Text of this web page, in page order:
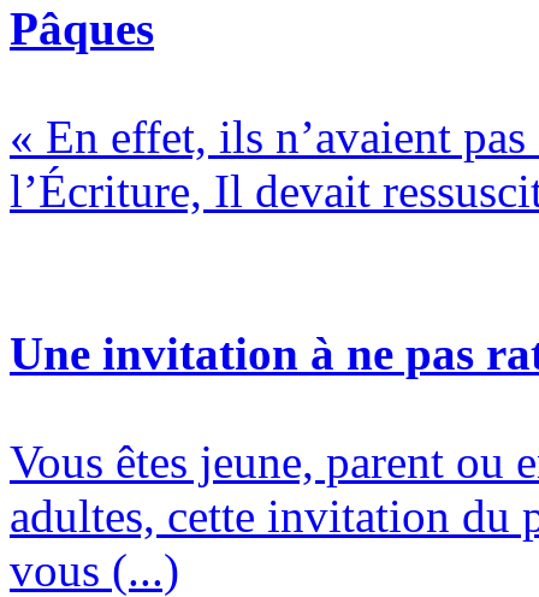
Pâques
« En effet, ils n’avaient
l’Écriture, Il devait
Une invitation à ne pas
Vous êtes jeune, parent ou
adultes, cette invitation du
vous (...)